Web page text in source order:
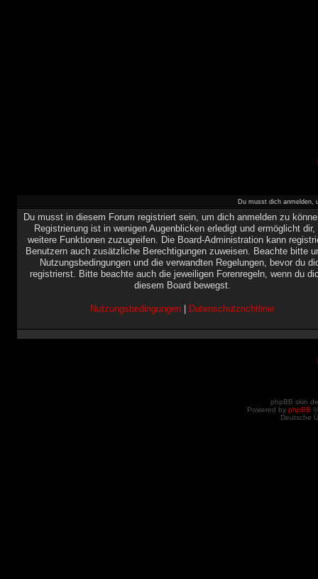
Du musst dich anmelden,
Du musst in diesem Forum registriert sein, um dich anmelden zu
Registrierung ist in wenigen Augenblicken erledigt und ermöglicht dir,
weitere Funktionen zuzugreifen. Die Board-Administration kann
Benutzern auch zusätzliche Berechtigungen zuweisen. Beachte bitte
Nutzungsbedingungen und die verwandten Regelungen, bevor du
registrierst. Bitte beachte auch die jeweiligen Forenregeln, wenn du
diesem Board bewegst.
Nutzungsbedingungen| Datenschutzrichtlinie
phpBB skin
Powered by phpBB
Deutsche